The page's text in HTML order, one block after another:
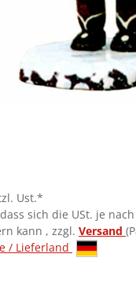
Ust.*
sich die USt. je
kann , zzgl. Versand
/ Lieferland